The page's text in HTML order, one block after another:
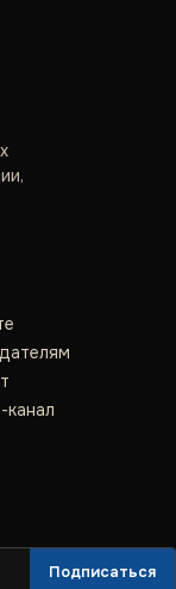
канал
Подписаться